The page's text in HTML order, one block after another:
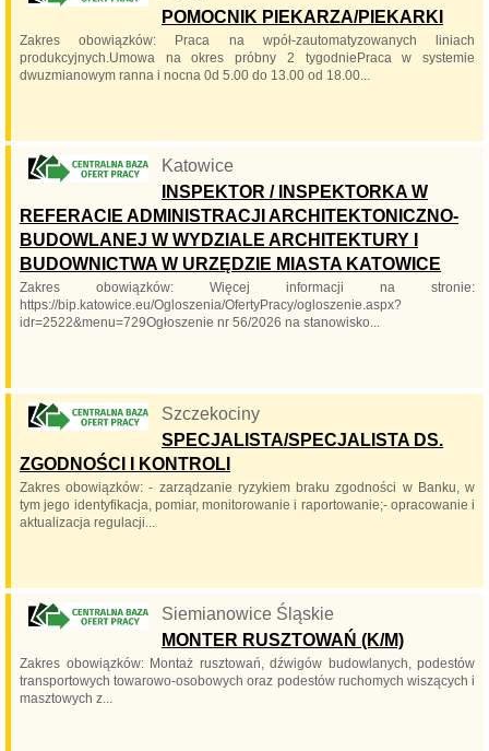
POMOCNIK PIEKARZA/PIEKARKI
Zakres obowiązków: Praca na wpół-zautomatyzowanych liniach
produkcyjnych.Umowa na okres próbny 2 tygodniePraca w systemie
dwuzmianowym ranna i nocna 0d 5.00 do 13.00 od 18.00...
Katowice
INSPEKTOR / INSPEKTORKA W
REFERACIE ADMINISTRACJI ARCHITEKTONICZNO-
BUDOWLANEJ W WYDZIALE ARCHITEKTURY I
BUDOWNICTWA W URZĘDZIE MIASTA KATOWICE
Zakres obowiązków: Więcej informacji na stronie:
https://bip.katowice.eu/Ogloszenia/OfertyPracy/ogloszenie.aspx?
idr=2522&menu=729Ogłoszenie nr 56/2026 na stanowisko...
Szczekociny
SPECJALISTA/SPECJALISTA DS.
ZGODNOŚCI I KONTROLI
Zakres obowiązków: - zarządzanie ryzykiem braku zgodności w Banku, w
tym jego identyfikacja, pomiar, monitorowanie i raportowanie;- opracowanie i
aktualizacja regulacji...
Siemianowice Śląskie
MONTER RUSZTOWAŃ (K/M)
Zakres obowiązków: Montaż rusztowań, dźwigów budowlanych, podestów
transportowych towarowo-osobowych oraz podestów ruchomych wiszących i
masztowych z...